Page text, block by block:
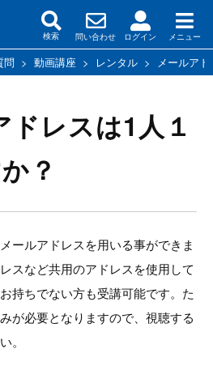
検索 問い合わせ ログイン メニュー
問 > 動画講座 > レンタル > メールア
レスは1人１
？
ールアドレスを用いる事ができま
スなど共用のアドレスを使用して
持ちでない方も受講可能です。た
が必要となりますので、視聴する
。